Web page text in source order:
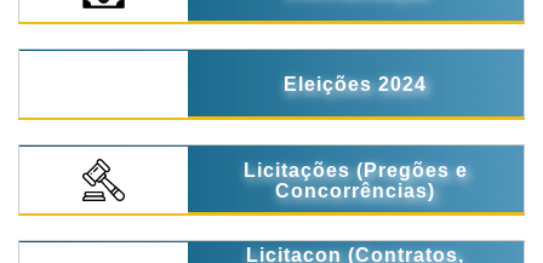
Eleições 2024
Licitações (Pregões e
Concorrências)
Licitacon (Contratos,